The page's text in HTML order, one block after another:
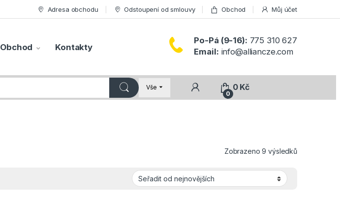
Adresa obchodu Odstoupení od smlouvy Obchod Můj účet
Obchod Kontakty
Po-Pá (9-16): 775 310 627
Email: info@alliancze.com
Vše
0
0 Kč
Zobrazeno 9 výsledkůSeřazeno